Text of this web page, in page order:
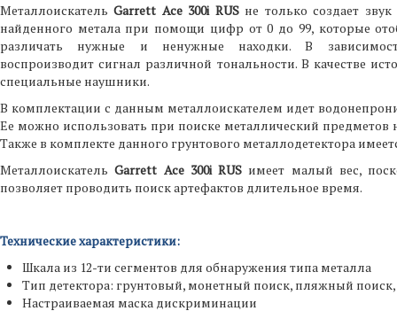
МеталлоискательGarrett Ace 300i RUSне только создает
найденного метала при помощи цифр от 0 до 99, которые
различать нужные и ненужные находки. В
воспроизводит сигнал различной тональности. В качестве
специальные наушники.
В комплектации с данным металлоискателем идет
Ее можно использовать при поиске металлический
Также в комплекте данного грунтового металлодетектора
МеталлоискательGarrett Ace 300i RUS имеет малый вес,
позволяет проводить поиск артефактов длительное время.
Технические характеристики:
Шкала из 12-ти сегментов для обнаружения типа металла
Тип детектора: грунтовый, монетный поиск, пляжный
Настраиваемая маска дискриминации